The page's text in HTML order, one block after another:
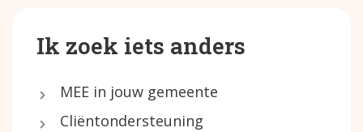
Ik zoek iets anders
MEE in jouw gemeente
Cliëntondersteuning